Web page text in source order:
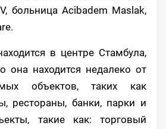
больница Acibadem Maslak,
в центре Стамбула,
она находится недалеко от
объектов, таких как
рестораны, банки, парки и
такие как: торговый